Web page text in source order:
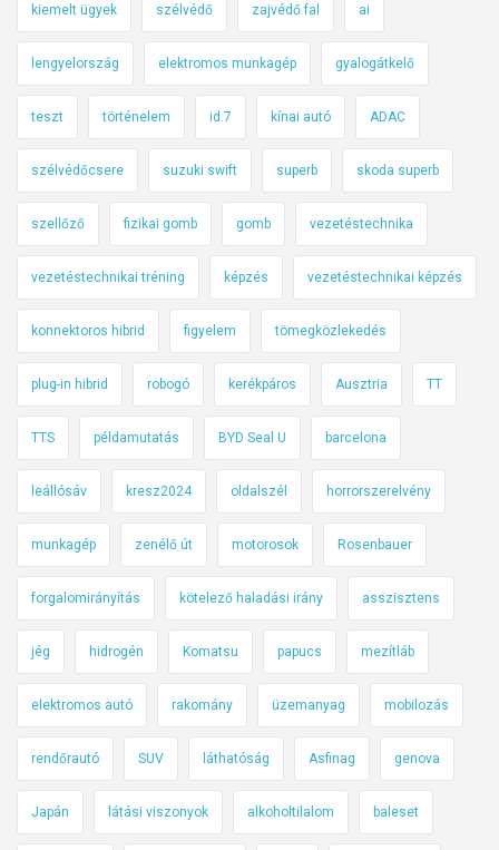
kiemelt ügyek szélvédő zajvédő fal ai
lengyelország elektromos munkagép gyalogátkelő
teszt történelem id.7 kínai autó ADAC
szélvédőcsere suzuki swift superb skoda superb
szellőző fizikai gomb gomb vezetéstechnika
vezetéstechnikai tréning képzés vezetéstechnikai képzés
konnektoros hibrid figyelem tömegközlekedés
plug-in hibrid robogó kerékpáros Ausztria TT
TTS példamutatás BYD Seal U barcelona
leállósáv kresz2024 oldalszél horrorszerelvény
munkagép zenélő út motorosok Rosenbauer
forgalomirányítás kötelező haladási irány asszisztens
jég hidrogén Komatsu papucs mezítláb
elektromos autó rakomány üzemanyag mobilozás
rendőrautó SUV láthatóság Asfinag genova
Japán látási viszonyok alkoholtilalom baleset